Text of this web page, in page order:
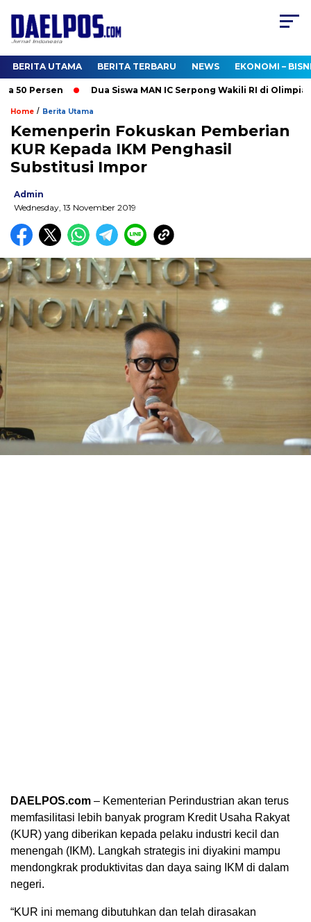
BERITA UTAMA BERITA TERBARU NEWS EKONOMI –
Persen Dua Siswa MAN IC Serpong Wakili RI di Olimpiade
Home / Berita Utama
Kemenperin Fokuskan Pemberian
KUR Kepada IKM Penghasil
Substitusi Impor
Admin
Wednesday, 13 November 2019
DAELPOS.com – Kementerian Perindustrian akan terus
memfasilitasi lebih banyak program Kredit Usaha Rakyat
(KUR) yang diberikan kepada pelaku industri kecil dan
menengah (IKM). Langkah strategis ini diyakini mampu
mendongkrak produktivitas dan daya saing IKM di dalam
negeri.
“KUR ini memang dibutuhkan dan telah dirasakan